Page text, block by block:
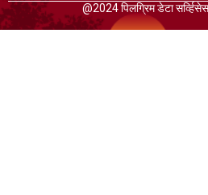
@2024 पिलग्रिम डेटा